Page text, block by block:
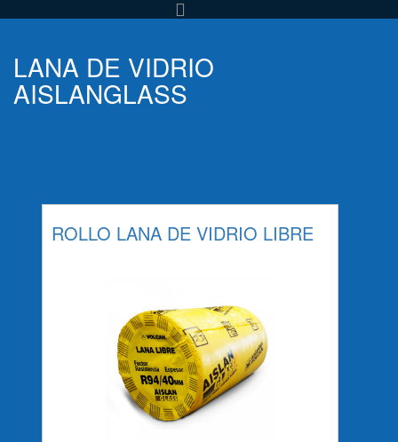
LANA DE VIDRIO
AISLANGLASS
ROLLO LANA DE VIDRIO LIBRE